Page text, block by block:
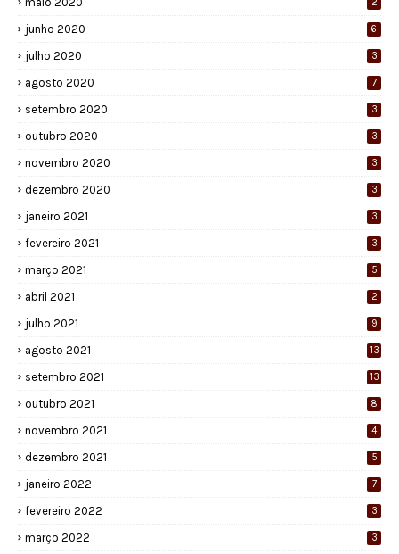
junho 2020 6
julho 2020 3
agosto 2020 7
setembro 2020 3
outubro 2020 3
novembro 2020 3
dezembro 2020 3
janeiro 2021 3
fevereiro 2021 3
março 2021 5
abril 2021 2
julho 2021 9
agosto 2021 13
setembro 2021 13
outubro 2021 8
novembro 2021 4
dezembro 2021 5
janeiro 2022 7
fevereiro 2022 3
março 2022 3